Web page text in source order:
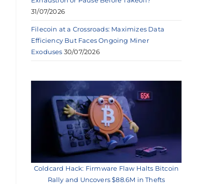
31/07/2026
Filecoin at a Crossroads: Maximizes Data
Efficiency But Faces Ongoing Miner
Exoduses 30/07/2026
Coldcard Hack: Firmware Flaw Halts Bitcoin
Rally and Uncovers $88.6M in Thefts